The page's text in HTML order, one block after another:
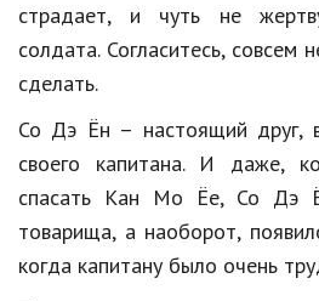
Строительство
Культура и общество
Мода и стиль
Бизнес
Хобби и развлечения
Финансы
страдает, и чуть не
солдата. Согласитесь,
сделать.
Со Дэ Ён – настоящий друг,
своего капитана. И даже,
спасать Кан Мо Ёе, Со Дэ
товарища, а наоборот,
когда капитану было очень